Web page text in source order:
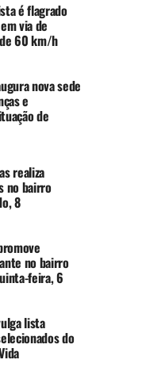
é flagrado
via de
60 km/h
nova sede
e
de
realiza
no bairro
8
no bairro
feira, 6
lista
do